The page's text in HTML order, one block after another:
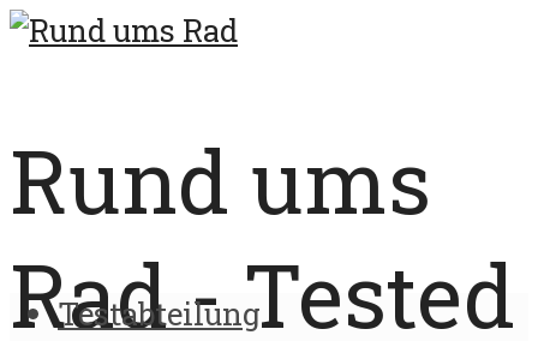
Rund ums
Rad - Tested
Testabteilung